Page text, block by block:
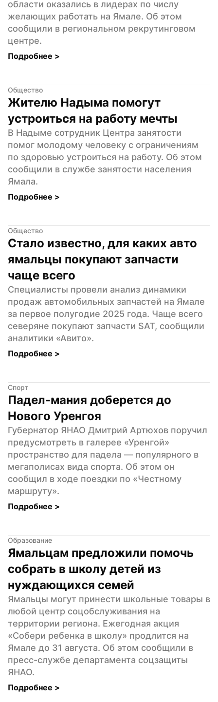
области оказались в лидерах по числу
желающих работать на Ямале. Об этом
сообщили в региональном рекрутинговом
центре.
Подробнее >
Общество
Жителю Надыма помогут
устроиться на работу мечты
В Надыме сотрудник Центра занятости
помог молодому человеку с ограничениям
по здоровью устроиться на работу. Об этом
сообщили в службе занятости населения
Ямала.
Подробнее >
Общество
Стало известно, для каких авто
ямальцы покупают запчасти
чаще всего
Специалисты провели анализ динамики
продаж автомобильных запчастей на Ямале
за первое полугодие 2025 года. Чаще всего
северяне покупают запчасти SAT, сообщили
аналитики «Авито».
Подробнее >
Спорт
Падел-мания доберется до
Нового Уренгоя
Губернатор ЯНАО Дмитрий Артюхов поручил
предусмотреть в галерее «Уренгой»
пространство для падела — популярного в
мегаполисах вида спорта. Об этом он
сообщил в ходе поездки по «Честному
маршруту».
Подробнее >
Образование
Ямальцам предложили помочь
собрать в школу детей из
нуждающихся семей
Ямальцы могут принести школьные товары в
любой центр соцобслуживания на
территории региона. Ежегодная акция
«Собери ребенка в школу» продлится на
Ямале до 31 августа. Об этом сообщили в
пресс-службе департамента соцзащиты
ЯНАО.
Подробнее >